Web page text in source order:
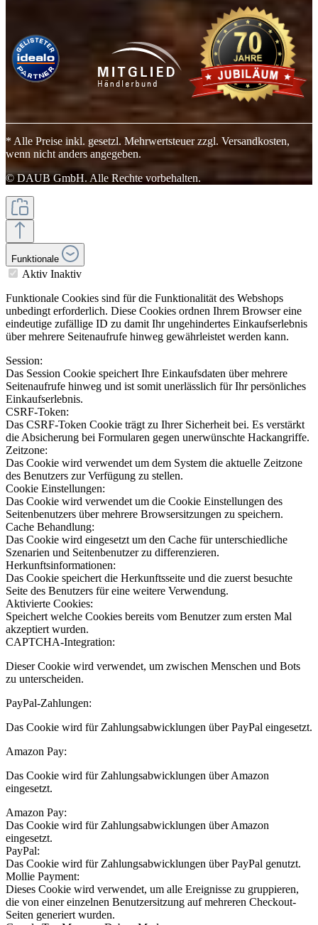
* Alle Preise inkl. gesetzl. Mehrwertsteuer zzgl. Versandkosten,
wenn nicht anders angegeben.
© DAUB GmbH. Alle Rechte vorbehalten.
Funktionale
Aktiv Inaktiv
Funktionale Cookies sind für die Funktionalität des Webshops
unbedingt erforderlich. Diese Cookies ordnen Ihrem Browser eine
eindeutige zufällige ID zu damit Ihr ungehindertes Einkaufserlebnis
über mehrere Seitenaufrufe hinweg gewährleistet werden kann.
Session:
Das Session Cookie speichert Ihre Einkaufsdaten über mehrere
Seitenaufrufe hinweg und ist somit unerlässlich für Ihr persönliches
Einkaufserlebnis.
CSRF-Token:
Das CSRF-Token Cookie trägt zu Ihrer Sicherheit bei. Es verstärkt
die Absicherung bei Formularen gegen unerwünschte Hackangriffe.
Zeitzone:
Das Cookie wird verwendet um dem System die aktuelle Zeitzone
des Benutzers zur Verfügung zu stellen.
Cookie Einstellungen:
Das Cookie wird verwendet um die Cookie Einstellungen des
Seitenbenutzers über mehrere Browsersitzungen zu speichern.
Cache Behandlung:
Das Cookie wird eingesetzt um den Cache für unterschiedliche
Szenarien und Seitenbenutzer zu differenzieren.
Herkunftsinformationen:
Das Cookie speichert die Herkunftsseite und die zuerst besuchte
Seite des Benutzers für eine weitere Verwendung.
Aktivierte Cookies:
Speichert welche Cookies bereits vom Benutzer zum ersten Mal
akzeptiert wurden.
CAPTCHA-Integration:
Dieser Cookie wird verwendet, um zwischen Menschen und Bots
zu unterscheiden.
PayPal-Zahlungen:
Das Cookie wird für Zahlungsabwicklungen über PayPal eingesetzt.
Amazon Pay:
Das Cookie wird für Zahlungsabwicklungen über Amazon
eingesetzt.
Amazon Pay:
Das Cookie wird für Zahlungsabwicklungen über Amazon
eingesetzt.
PayPal:
Das Cookie wird für Zahlungsabwicklungen über PayPal genutzt.
Mollie Payment:
Dieses Cookie wird verwendet, um alle Ereignisse zu gruppieren,
die von einer einzelnen Benutzersitzung auf mehreren Checkout-
Seiten generiert wurden.